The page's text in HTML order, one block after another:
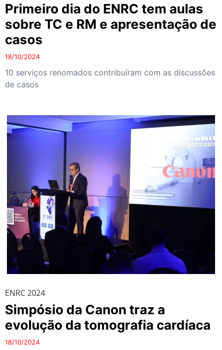
Primeiro dia do ENRC tem aulas
sobre TC e RM e apresentação de
casos
18/10/2024
10 serviços renomados contribuíram com as discussões
de casos
ENRC 2024
Simpósio da Canon traz a
evolução da tomografia cardíaca
18/10/2024